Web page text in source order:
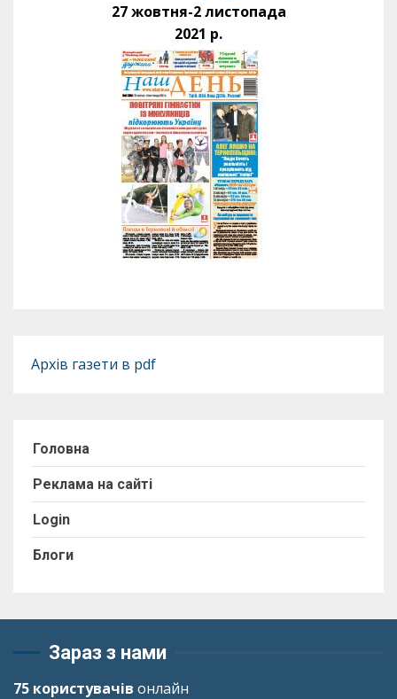
27 жовтня-2 листопада
2021 р.
Архів газети в pdf
Головна
Реклама на сайті
Login
Блоги
Зараз з нами
75 користувачів онлайн